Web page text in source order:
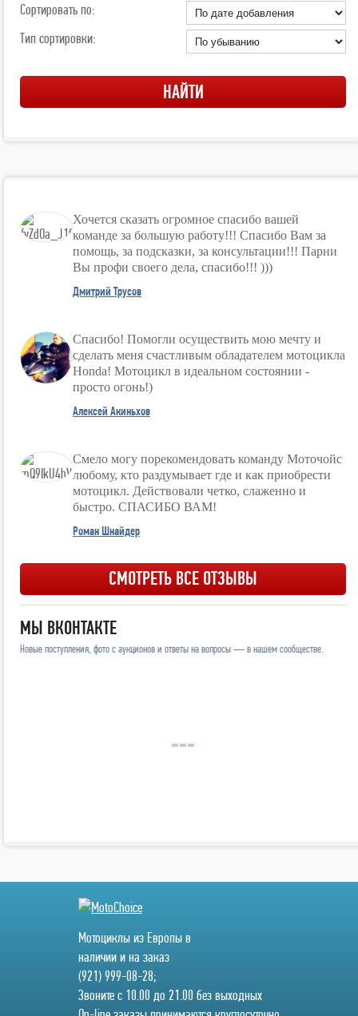
Сортировать по:
Тип сортировки:
Хочется сказать огромное спасибо вашей
команде за большую работу!!! Спасибо Вам за
помощь, за подсказки, за консультации!!! Парни
Вы профи своего дела, спасибо!!! )))
Дмитрий Трусов
Спасибо! Помогли осуществить мою мечту и
сделать меня счастливым обладателем мотоцикла
Honda! Мотоцикл в идеальном состоянии -
просто огонь!)
Алексей Акиньхов
Смело могу порекомендовать команду Моточойс
любому, кто раздумывает где и как приобрести
мотоцикл. Действовали четко, слаженно и
быстро. СПАСИБО ВАМ!
Роман Шнайдер
СМОТРЕТЬ ВСЕ ОТЗЫВЫ
МЫ ВКОНТАКТЕ
Новые поступления, фото с аукционов и ответы на вопросы — в нашем сообществе.
Мотоциклы из Европы в
наличии и на заказ
(921) 999-08-28;
Звоните с 10.00 до 21.00 без выходных